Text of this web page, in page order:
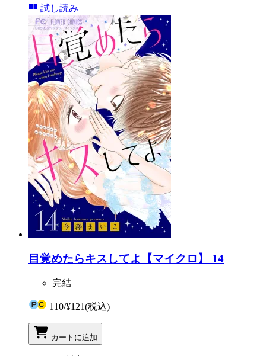
試し読み
目覚めたらキスしてよ【マイクロ】 14
完結
110/¥121(税込)
カートに追加